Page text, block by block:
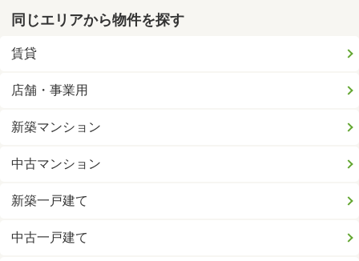
同じエリアから物件を探す
賃貸
店舗・事業用
新築マンション
中古マンション
新築一戸建て
中古一戸建て